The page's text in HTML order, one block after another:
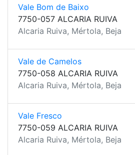
Vale Bom de Baixo
7750-057 ALCARIA RUIVA
Alcaria Ruiva, Mértola, Beja
Vale de Camelos
7750-058 ALCARIA RUIVA
Alcaria Ruiva, Mértola, Beja
Vale Fresco
7750-059 ALCARIA RUIVA
Alcaria Ruiva, Mértola, Beja